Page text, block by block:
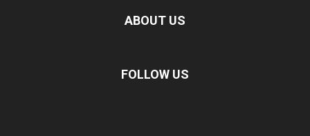
ABOUT US
FOLLOW US